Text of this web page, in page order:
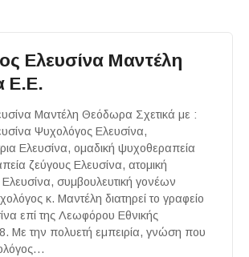
Ελευσίνα Μαντέλη
Ε.Ε.
Μαντέλη Θεόδωρα Σχετικά με :
Ψυχολόγος Ελευσίνα,
Ελευσίνα, ομαδική ψυχοθεραπεία
ζεύγους Ελευσίνα, ατομική
συμβουλευτική γονέων
κ. Μαντέλη διατηρεί το γραφείο
επί της Λεωφόρου Εθνικής
Με την πολυετή εμπειρία, γνώση που